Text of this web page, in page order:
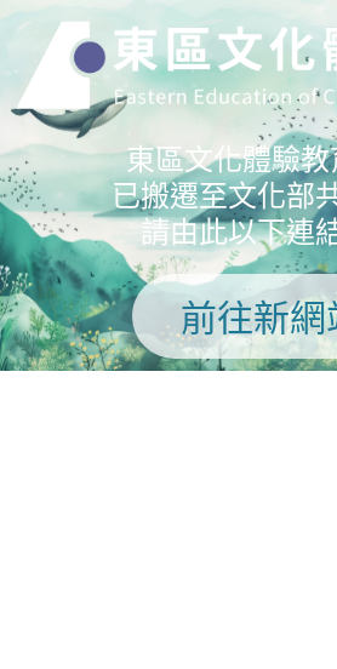
東區文化體驗教
已搬遷至文化部
請由此以下連
前往新網